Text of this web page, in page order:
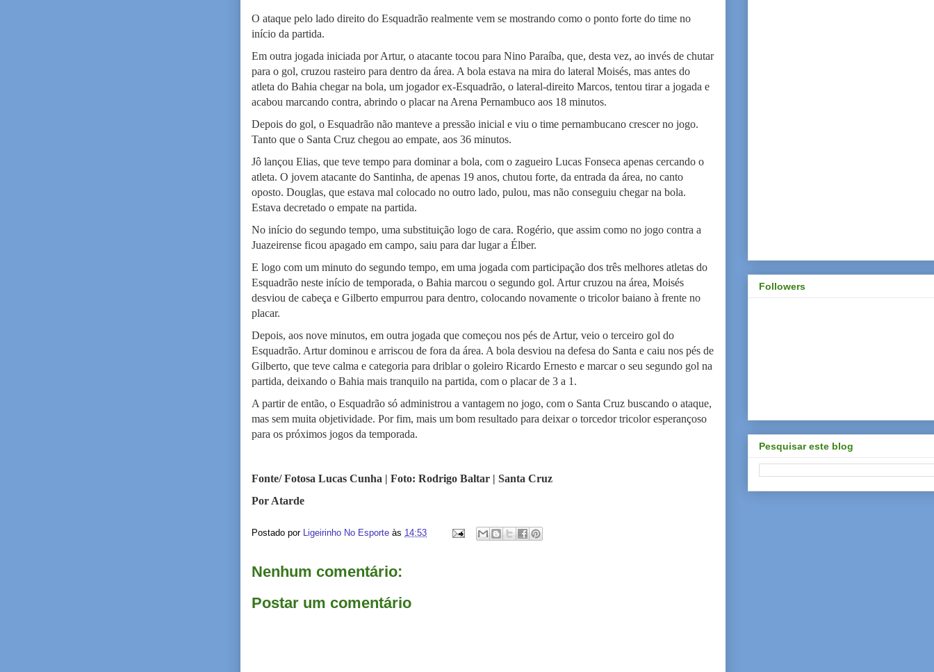
O ataque pelo lado direito do Esquadrão realmente vem se mostrando como o ponto forte do time no
início da partida.
Em outra jogada iniciada por Artur, o atacante tocou para Nino Paraíba, que, desta vez, ao invés de chutar
para o gol, cruzou rasteiro para dentro da área. A bola estava na mira do lateral Moisés, mas antes do
atleta do Bahia chegar na bola, um jogador ex-Esquadrão, o lateral-direito Marcos, tentou tirar a jogada e
acabou marcando contra, abrindo o placar na Arena Pernambuco aos 18 minutos.
Depois do gol, o Esquadrão não manteve a pressão inicial e viu o time pernambucano crescer no jogo.
Tanto que o Santa Cruz chegou ao empate, aos 36 minutos.
Jô lançou Elias, que teve tempo para dominar a bola, com o zagueiro Lucas Fonseca apenas cercando o
atleta. O jovem atacante do Santinha, de apenas 19 anos, chutou forte, da entrada da área, no canto
oposto. Douglas, que estava mal colocado no outro lado, pulou, mas não conseguiu chegar na bola.
Estava decretado o empate na partida.
No início do segundo tempo, uma substituição logo de cara. Rogério, que assim como no jogo contra a
Juazeirense ficou apagado em campo, saiu para dar lugar a Élber.
E logo com um minuto do segundo tempo, em uma jogada com participação dos três melhores atletas do
Esquadrão neste início de temporada, o Bahia marcou o segundo gol. Artur cruzou na área, Moisés
desviou de cabeça e Gilberto empurrou para dentro, colocando novamente o tricolor baiano à frente no
placar.
Depois, aos nove minutos, em outra jogada que começou nos pés de Artur, veio o terceiro gol do
Esquadrão. Artur dominou e arriscou de fora da área. A bola desviou na defesa do Santa e caiu nos pés de
Gilberto, que teve calma e categoria para driblar o goleiro Ricardo Ernesto e marcar o seu segundo gol na
partida, deixando o Bahia mais tranquilo na partida, com o placar de 3 a 1.
A partir de então, o Esquadrão só administrou a vantagem no jogo, com o Santa Cruz buscando o ataque,
mas sem muita objetividade. Por fim, mais um bom resultado para deixar o torcedor tricolor esperançoso
para os próximos jogos da temporada.
Fonte/ Fotosa Lucas Cunha | Foto: Rodrigo Baltar | Santa Cruz
Por Atarde
Postado por Ligeirinho No Esporte às 14:53
Nenhum comentário:
Postar um comentário
Followers
Pesquisar este blog